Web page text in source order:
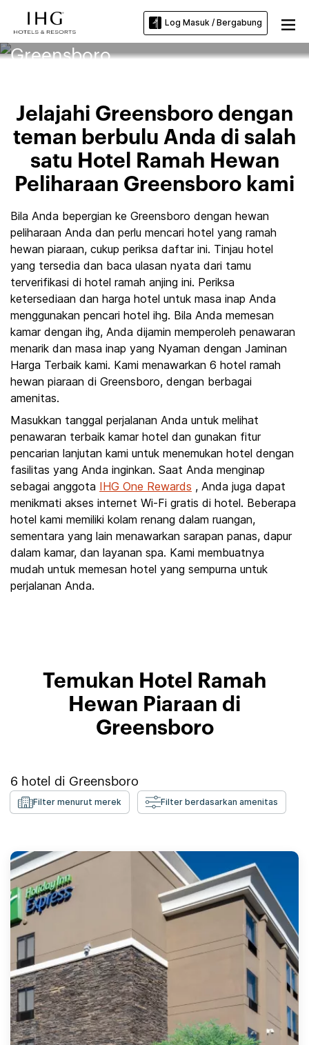
Log Masuk / Bergabung
Hotel Ramah Hewan Peliharaan
Greensboro
Jelajahi Greensboro dengan
teman berbulu Anda di salah
satu Hotel Ramah Hewan
Peliharaan Greensboro kami
Bila Anda bepergian ke Greensboro dengan hewan
peliharaan Anda dan perlu mencari hotel yang ramah
hewan piaraan, cukup periksa daftar ini. Tinjau hotel
yang tersedia dan baca ulasan nyata dari tamu
terverifikasi di hotel ramah anjing ini. Periksa
ketersediaan dan harga hotel untuk masa inap Anda
menggunakan pencari hotel ihg. Bila Anda memesan
kamar dengan ihg, Anda dijamin memperoleh penawaran
menarik dan masa inap yang Nyaman dengan Jaminan
Harga Terbaik kami. Kami menawarkan 6 hotel ramah
hewan piaraan di Greensboro, dengan berbagai
amenitas.
Masukkan tanggal perjalanan Anda untuk melihat
penawaran terbaik kamar hotel dan gunakan fitur
pencarian lanjutan kami untuk menemukan hotel dengan
fasilitas yang Anda inginkan. Saat Anda menginap
sebagai anggota IHG One Rewards , Anda juga dapat
menikmati akses internet Wi-Fi gratis di hotel. Beberapa
hotel kami memiliki kolam renang dalam ruangan,
sementara yang lain menawarkan sarapan panas, dapur
dalam kamar, dan layanan spa. Kami membuatnya
mudah untuk memesan hotel yang sempurna untuk
perjalanan Anda.
Temukan Hotel Ramah
Hewan Piaraan di
Greensboro
6 hotel di Greensboro
Filter menurut merek Filter berdasarkan amenitas